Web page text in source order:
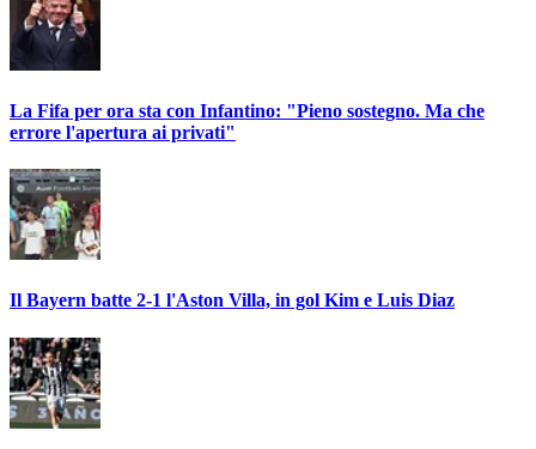
La Fifa per ora sta con Infantino: "Pieno sostegno. Ma che
errore l'apertura ai privati"
Il Bayern batte 2-1 l'Aston Villa, in gol Kim e Luis Diaz